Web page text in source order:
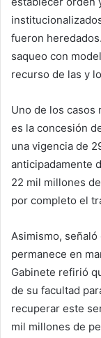
fueron
saqueo con
recurso de las y
Uno de los casos
es la concesión
una vigencia de
anticipadamente
22 mil millones
por completo el
Asimismo,
permanece en
Gabinete refirió
de su facultad
recuperar este
mil millones de